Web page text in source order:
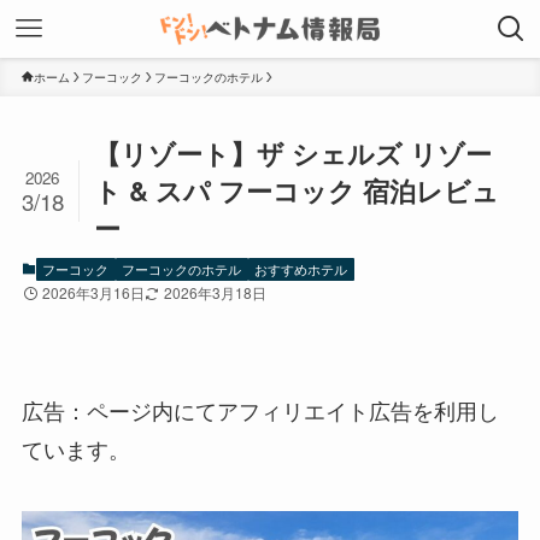
ホーム フーコック フーコックのホテル
【リゾート】ザ シェルズ リゾー
ト & スパ フーコック 宿泊レビュ
ー
2026
3/18
フーコック フーコックのホテル おすすめホテル
2026年3月16日 2026年3月18日
広告：ページ内にてアフィリエイト広告を利用し
ています。